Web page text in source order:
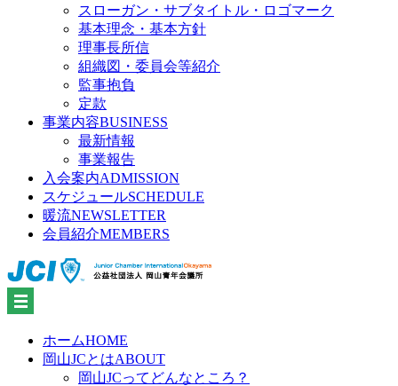
スローガン・サブタイトル・ロゴマーク
基本理念・基本方針
理事長所信
組織図・委員会等紹介
監事抱負
定款
事業内容BUSINESS
最新情報
事業報告
入会案内ADMISSION
スケジュールSCHEDULE
暖流NEWSLETTER
会員紹介MEMBERS
ホームHOME
岡山JCとはABOUT
岡山JCってどんなところ？